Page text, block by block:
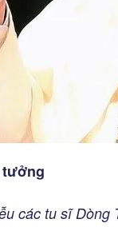
tưởng
các tu sĩ Dòng